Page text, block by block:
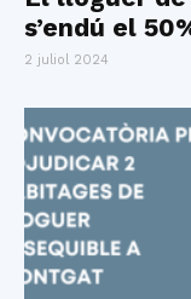
s’endú el
2 juliol 2024